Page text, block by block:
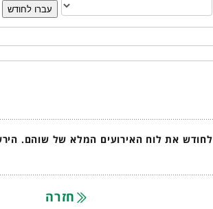
עברו לחודש
את לוח האירועים המלא של שוהם.
חזרה